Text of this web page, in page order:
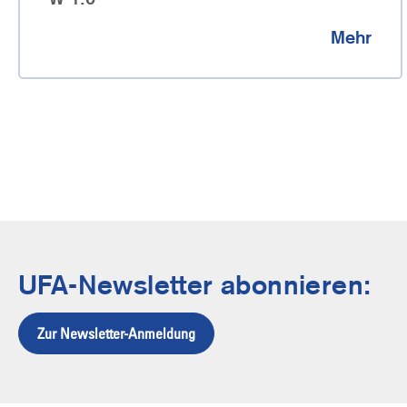
Mehr
UFA-Newsletter abonnieren:
Zur Newsletter-Anmeldung